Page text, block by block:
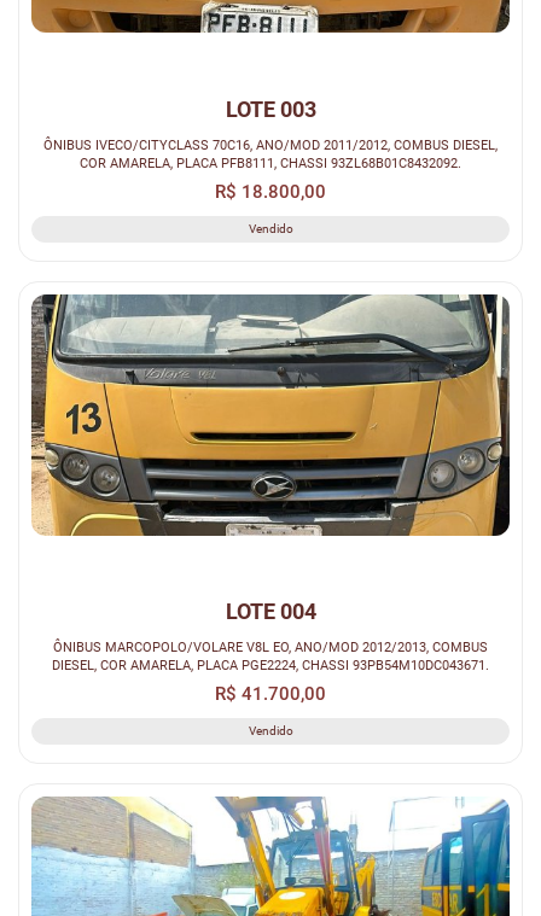
LOTE 003
ÔNIBUS IVECO/CITYCLASS 70C16, ANO/MOD 2011/2012, COMBUS DIESEL,
COR AMARELA, PLACA PFB8111, CHASSI 93ZL68B01C8432092.
R$ 18.800,00
Vendido
LOTE 004
ÔNIBUS MARCOPOLO/VOLARE V8L EO, ANO/MOD 2012/2013, COMBUS
DIESEL, COR AMARELA, PLACA PGE2224, CHASSI 93PB54M10DC043671.
R$ 41.700,00
Vendido